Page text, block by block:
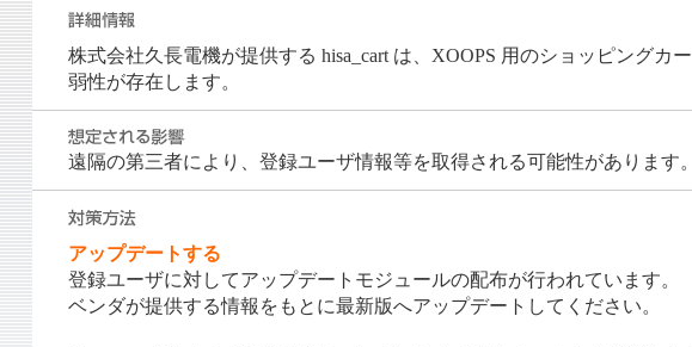
株式会社久長電機が提供する hisa_cart は、XOOPS 用のショッピング
弱性が存在します。
遠隔の第三者により、登録ユーザ情報等を取得される可能性があります。
アップデートする
登録ユーザに対してアップデートモジュールの配布が行われています。
ベンダが提供する情報をもとに最新版へアップデートしてください。